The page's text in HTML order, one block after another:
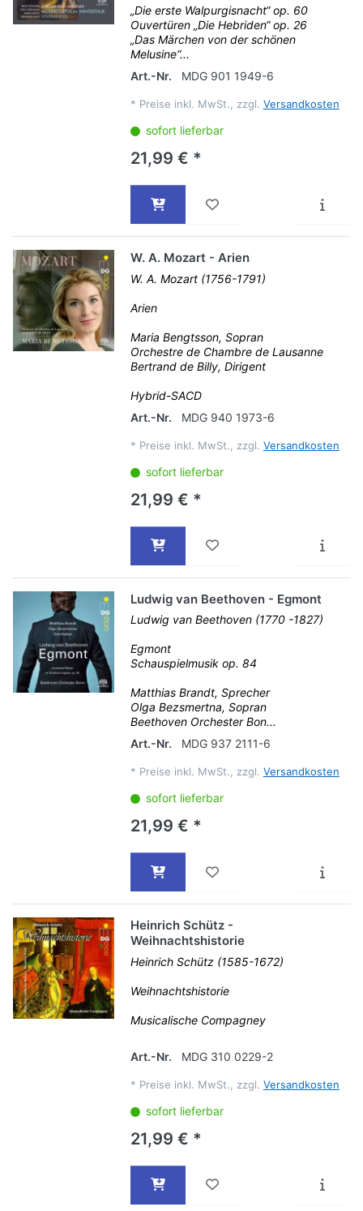
„Die erste Walpurgisnacht“ op. 60
Ouvertüren „Die Hebriden“ op. 26
„Das Märchen von der schönen
Melusine“...
Art.-Nr.
MDG 901 1949-6
* Preise inkl. MwSt., zzgl. Versandkosten
sofort lieferbar
21,99 € *
W. A. Mozart - Arien
W. A. Mozart (1756-1791)
Arien
Maria Bengtsson, Sopran
Orchestre de Chambre de Lausanne
Bertrand de Billy, Dirigent
Hybrid-SACD
Art.-Nr.
MDG 940 1973-6
* Preise inkl. MwSt., zzgl. Versandkosten
sofort lieferbar
21,99 € *
Ludwig van Beethoven - Egmont
Ludwig van Beethoven (1770 -1827)
Egmont
Schauspielmusik op. 84
Matthias Brandt, Sprecher
Olga Bezsmertna, Sopran
Beethoven Orchester Bon...
Art.-Nr.
MDG 937 2111-6
* Preise inkl. MwSt., zzgl. Versandkosten
sofort lieferbar
21,99 € *
Heinrich Schütz -
Weihnachtshistorie
Heinrich Schütz (1585-1672)
Weihnachtshistorie
Musicalische Compagney
Art.-Nr. MDG 310 0229-2
* Preise inkl. MwSt., zzgl. Versandkosten
sofort lieferbar
21,99 € *